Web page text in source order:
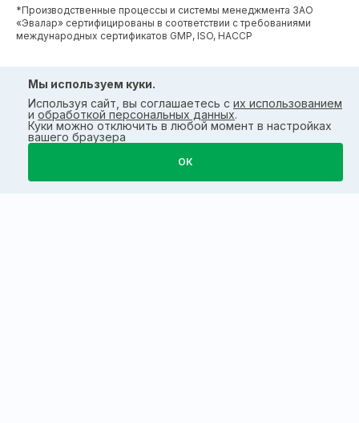
*Производственные процессы и системы менеджмента ЗАО
«Эвалар» сертифицированы в соответствии с требованиями
международных сертификатов GMP, ISO, HACCP
Мы используем куки.
Используя сайт, вы соглашаетесь с их использованием
и обработкой персональных данных.
Куки можно отключить в любой момент в настройках
вашего браузера
ОК